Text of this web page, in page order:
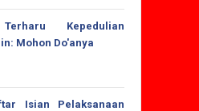
Kepedulian
Mohon Do'anya
Isian Pelaksanaan